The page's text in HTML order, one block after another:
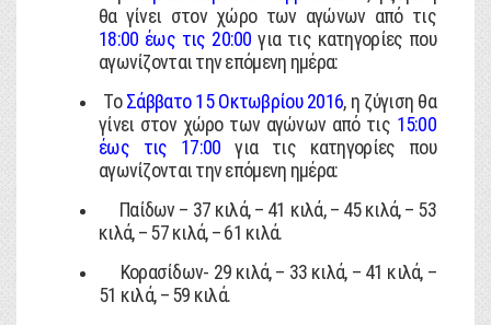
θα γίνει στον χώρο των αγώνων από τις
18:00 έως τις 20:00 για τις κατηγορίες που
αγωνίζονται την επόμενη ημέρα:
ΤοΣάββατο 15 Οκτωβρίου 2016, η ζύγιση θα
γίνει στον χώρο των αγώνων από τις 15:00
έως τις 17:00 για τις κατηγορίες που
αγωνίζονται την επόμενη ημέρα:
Παίδων – 37 κιλά, – 41 κιλά, – 45 κιλά, – 53
κιλά, – 57 κιλά, – 61 κιλά.
Κορασίδων- 29 κιλά, – 33 κιλά, – 41 κιλά, –
51 κιλά, – 59 κιλά.